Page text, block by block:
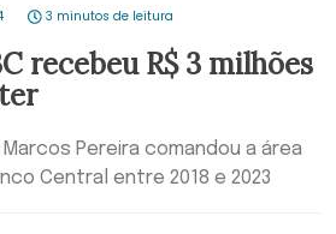
3 minutos de leitura
recebeu R$ 3 milhões
Pereira comandou a área
Central entre 2018 e 2023